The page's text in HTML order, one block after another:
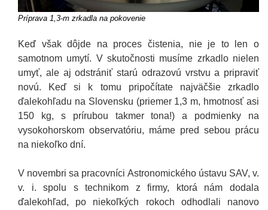
Príprava 1,3-m zrkadla na pokovenie
Keď však dôjde na proces čistenia, nie je to len o
samotnom umytí. V skutočnosti musíme zrkadlo nielen
umyť, ale aj odstrániť starú odrazovú vrstvu a pripraviť
novú. Keď si k tomu pripočítate najväčšie zrkadlo
ďalekohľadu na Slovensku (priemer 1,3 m, hmotnosť asi
150 kg, s prírubou takmer tona!) a podmienky na
vysokohorskom observatóriu, máme pred sebou prácu
na niekoľko dní.
V novembri sa pracovníci Astronomického ústavu SAV, v.
v. i. spolu s technikom z firmy, ktorá nám dodala
ďalekohľad, po niekoľkých rokoch odhodlali nanovo